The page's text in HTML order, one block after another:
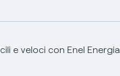
e veloci con Enel Energia